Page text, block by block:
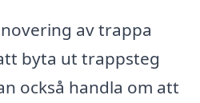
av trappa
byta ut trappsteg
också handla om att